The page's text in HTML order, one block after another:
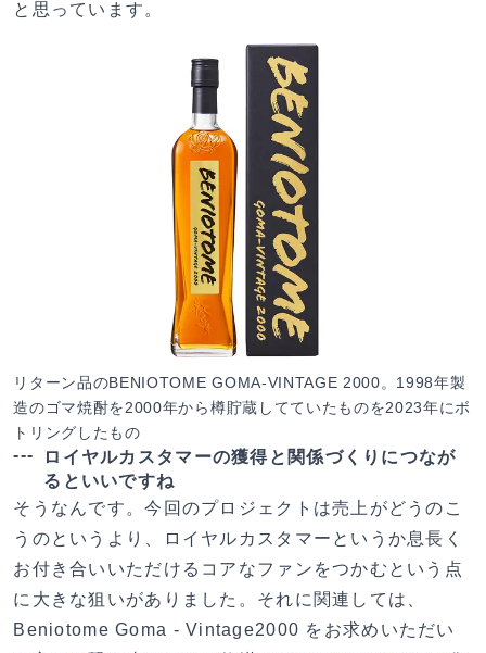
と思っています。
リターン品のBENIOTOME GOMA-VINTAGE 2000。1998年製
造のゴマ焼酎を2000年から樽貯蔵してていたものを2023年にボ
トリングしたもの
ロイヤルカスタマーの獲得と関係づくりにつなが
るといいですね
そうなんです。今回のプロジェクトは売上がどうのこ
うのというより、ロイヤルカスタマーというか息長く
お付き合いいただけるコアなファンをつかむという点
に大きな狙いがありました。それに関連しては、
Beniotome Goma - Vintage2000 をお求めいただい